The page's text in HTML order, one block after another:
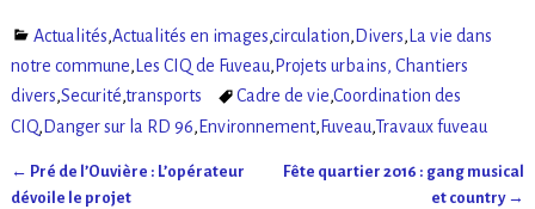
Actualités,Actualités en images,circulation, Divers, La vie dans
notre commune, Les CIQ de Fuveau, Projets urbains, Chantiers
divers,Securité,transports Cadre de vie,Coordination des
CIQ, Danger sur la RD 96, Environnement, Fuveau,Travaux fuveau
Navigation des articles
← Pré de l’Ouvière : L’opérateur
dévoile le projet
Fête quartier 2016 : gang musical
et country →